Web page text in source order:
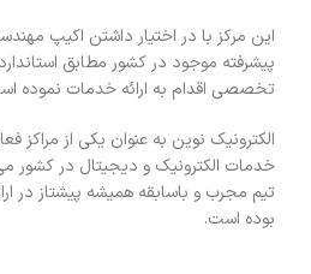
این مرکز با در اختیار داشتن اکیپ
پیشرفته موجود در کشور مطابق
تخصصی اقدام به ارائه خدمات نموده
الکترونیک نوین به عنوان یکی از مراکز
خدمات الکترونیک و دیجیتال در کشور می
تیم مجرب و باسابقه همیشه پیشتاز در
بوده است.